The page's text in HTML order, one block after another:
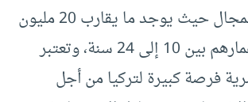
كبيرة في هذا المجال حيث يوجد ما يقارب 20 مليون
تركي تتراوح أعمارهم بين 10 إلى 24 سنة، وتعتبر
فرصة كبيرة لتركيا من أجل